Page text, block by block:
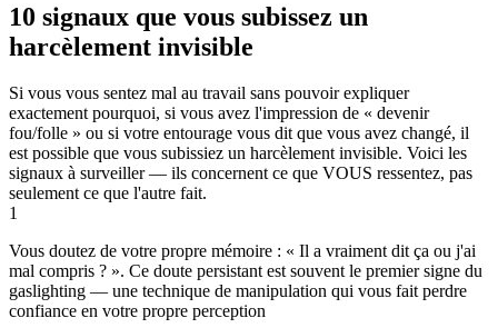
10 signaux que vous subissez un
harcèlement invisible
Si vous vous sentez mal au travail sans pouvoir expliquer
exactement pourquoi, si vous avez l'impression de « devenir
fou/folle » ou si votre entourage vous dit que vous avez changé, il
est possible que vous subissiez un harcèlement invisible. Voici les
signaux à surveiller — ils concernent ce que VOUS ressentez, pas
seulement ce que l'autre fait.
1
Vous doutez de votre propre mémoire : « Il a vraiment dit ça ou j'ai
mal compris ? ». Ce doute persistant est souvent le premier signe du
gaslighting — une technique de manipulation qui vous fait perdre
confiance en votre propre perception